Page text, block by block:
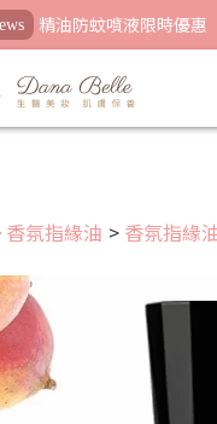
精油防蚊噴液限時優惠
香氛指緣油 > 香氛指緣